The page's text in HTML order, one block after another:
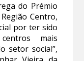
do Prémio
Centro,
por ter sido
mais
setor social”,